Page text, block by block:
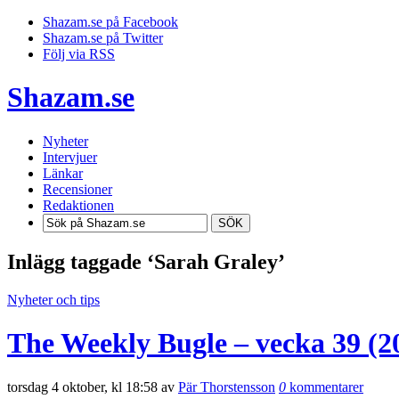
Shazam.se på Facebook
Shazam.se på Twitter
Följ via RSS
Shazam.se
Nyheter
Intervjuer
Länkar
Recensioner
Redaktionen
SÖK
Inlägg taggade ‘Sarah Graley’
Nyheter och tips
The Weekly Bugle – vecka 39
torsdag 4 oktober, kl 18:58 av Pär Thorstensson 0 kommentarer